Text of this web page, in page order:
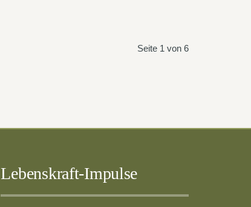
Seite 1 von 6
Lebenskraft-Impulse